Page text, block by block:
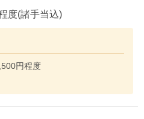
度(諸手当込)
円程度